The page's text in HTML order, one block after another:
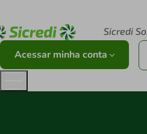
Sicredi
Acessar minha conta